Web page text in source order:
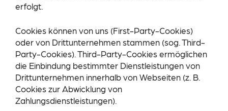
erfolgt.
Cookies können von uns (First-Party-Cookies)
oder von Drittunternehmen stammen (sog. Third-
Party-Cookies). Third-Party-Cookies ermöglichen
die Einbindung bestimmter Dienstleistungen von
Drittunternehmen innerhalb von Webseiten (z. B.
Cookies zur Abwicklung von
Zahlungsdienstleistungen).